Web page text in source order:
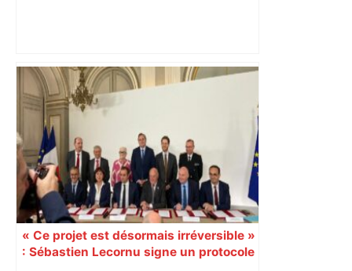
Toulouse. Spaceflight Institute formera
les futurs astronautes – ToulÉco
« Ce projet est désormais irréversible »
: Sébastien Lecornu signe un protocole